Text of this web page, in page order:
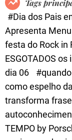
Tags
#Dia dos Pais
Apresenta
festa do Rock in
ESGOTADOS
dia 06
como espelho
transforma
TEMPO by